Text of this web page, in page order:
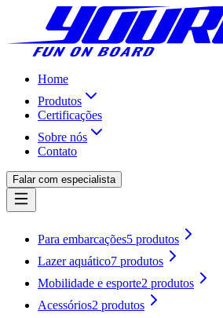
Home
Produtos
Certificações
Sobre nós
Contato
Falar com especialista
Para embarcações5 produtos
Lazer aquático7 produtos
Mobilidade e esporte2 produtos
Acessórios2 produtos